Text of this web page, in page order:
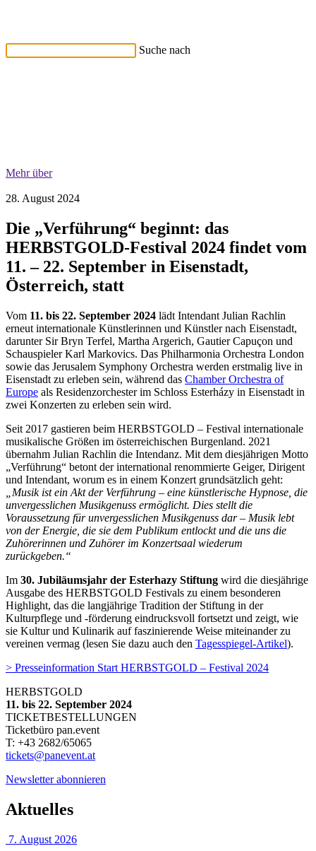
Suche nach
Mehr über
28. August 2024
Die „Verführung“ beginnt: das
HERBSTGOLD-Festival 2024 findet vom
11. – 22. September in Eisenstadt,
Österreich, statt
Vom 11. bis 22. September 2024 lädt Intendant Julian Rachlin
erneut internationale Künstlerinnen und Künstler nach Eisenstadt,
darunter Sir Bryn Terfel, Martha Argerich, Gautier Capuçon und
Schauspieler Karl Markovics. Das Philharmonia Orchestra London
sowie das Jerusalem Symphony Orchestra werden erstmalig live in
Eisenstadt zu erleben sein, während das Chamber Orchestra of
Europe als Residenzorchester im Schloss Esterházy in Eisenstadt in
zwei Konzerten zu erleben sein wird.
Seit 2017 gastieren beim HERBSTGOLD – Festival internationale
musikalische Größen im österreichischen Burgenland. 2021
übernahm Julian Rachlin die Intendanz. Mit dem diesjährigen Motto
„Verführung“ betont der international renommierte Geiger, Dirigent
und Intendant, worum es in einem Konzert grundsätzlich geht:
„Musik ist ein Akt der Verführung – eine künstlerische Hypnose, die
unvergesslichen Musikgenuss ermöglicht. Dies stellt die
Voraussetzung für unvergesslichen Musikgenuss dar – Musik lebt
von der Energie, die sie dem Publikum entlockt und die uns die
Zuhörerinnen und Zuhörer im Konzertsaal wiederum
zurückgeben.“
Im 30. Jubiläumsjahr der Esterhazy Stiftung wird die diesjährige
Ausgabe des HERBSTGOLD Festivals zu einem besonderen
Highlight, das die langjährige Tradition der Stiftung in der
Kulturpflege und -förderung eindrucksvoll fortsetzt und zeigt, wie
sie Kultur und Kulinarik auf faszinierende Weise miteinander zu
vereinen vermag (lesen Sie dazu auch den Tagesspiegel-Artikel).
> Presseinformation Start HERBSTGOLD – Festival 2024
HERBSTGOLD
11. bis 22. September 2024
TICKETBESTELLUNGEN
Ticketbüro pan.event
T: +43 2682/65065
tickets@panevent.at
Newsletter abonnieren
Aktuelles
7. August 2026